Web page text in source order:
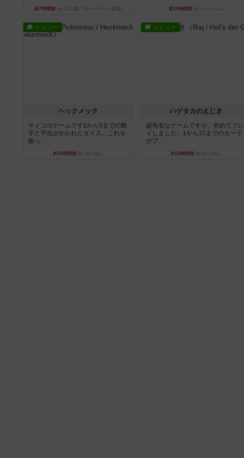
約7時間前by ヒロ(新！ボードゲーム家族) 約10時間前by おーちゃん
レビュー
ヘックメック
サイコロゲームです1から5までの数
字と芋虫がかかれたダイス。これを
振っ...
約16時間前 by みいやん
レビュー
ハゲタカのえじき
超有名なゲームですが、初めてプレ
イしました。1から15までのカード
がプ...
約16時間前 by みいやん